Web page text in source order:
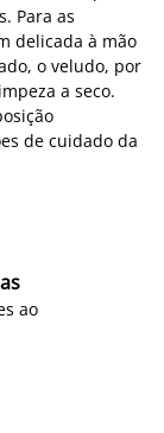
Para as
delicada à mão
o veludo, por
a seco.
de cuidado da
ao